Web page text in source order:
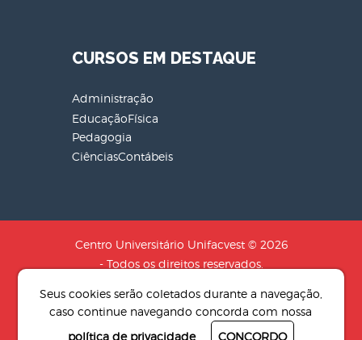
CURSOS EM DESTAQUE
Administração
EducaçãoFísica
Pedagogia
CiênciasContábeis
Centro Universitário Unifacvest © 2026
- Todos os direitos reservados.
Social: SOCIEDADE DE EDUCACAO N.S
AUXILIADORA LTDA
Seus cookies serão coletados durante a navegação,
caso continue navegando concorda com nossa
política de privacidade
CONCORDO